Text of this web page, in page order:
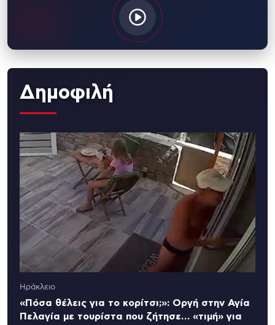
Δημοφιλή
Ηράκλειο
«Πόσα θέλεις για το κορίτσι;»: Οργή στην Αγία
Πελαγία με τουρίστα που ζήτησε… «τιμή» για